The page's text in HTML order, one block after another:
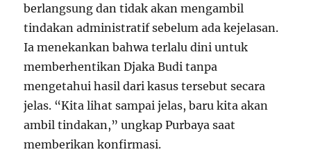
berlangsung dan tidak akan mengambil
tindakan administratif sebelum ada kejelasan.
Ia menekankan bahwa terlalu dini untuk
memberhentikan Djaka Budi tanpa
mengetahui hasil dari kasus tersebut secara
jelas. “Kita lihat sampai jelas, baru kita akan
ambil tindakan,” ungkap Purbaya saat
memberikan konfirmasi.